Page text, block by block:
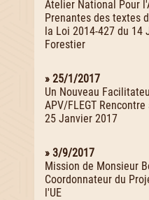
Atelier National Pour
Prenantes des textes
la Loi 2014-427 du 14
Forestier
» 25/1/2017
Un Nouveau
APV/FLEGT
25 Janvier 2017
» 3/9/2017
Mission de Monsieur
Coordonnateur du
l'UE